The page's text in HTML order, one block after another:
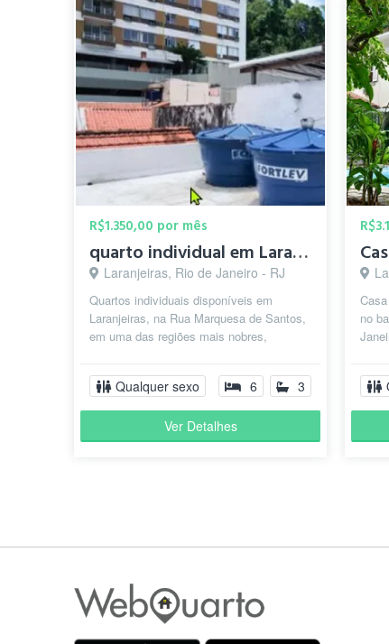
" Laranjeiras é um bairro arborizado, tranquilo,
diversificado e o bairro oferece fácil acesso ao
" Bairro
Diana M.
há 11 meses
" Já anunciei antes , é ótimo. Nota 100 "
" Bairro da
Pedro J.
R$1.350,00 por mês
quarto individual em Laranjeiras
Laranjeiras, Rio de Janeiro - RJ
Quartos individuais disponíveis em
Laranjeiras, na Rua Marquesa de Santos,
em uma das regiões mais nobres,
Rio...
Qualquer sexo 6 3
Ver Detalhes
no